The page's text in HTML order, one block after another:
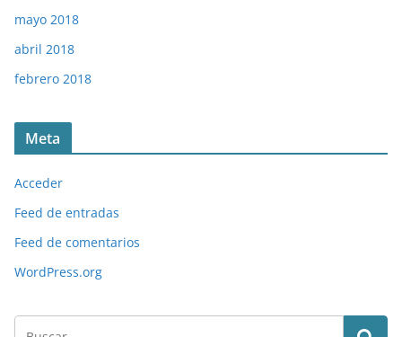
mayo 2018
abril 2018
febrero 2018
Meta
Acceder
Feed de entradas
Feed de comentarios
WordPress.org